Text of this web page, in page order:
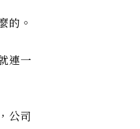
的。
連一
公司